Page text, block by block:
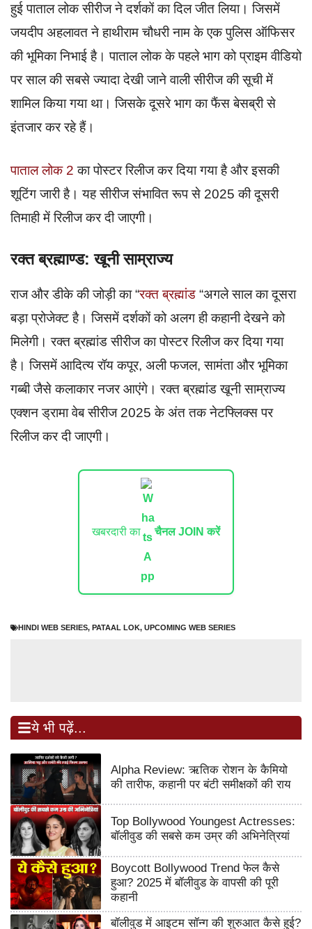
हुई पाताल लोक सीरीज ने दर्शकों का दिल जीत लिया। जिसमें
जयदीप अहलावत ने हाथीराम चौधरी नाम के एक पुलिस ऑफिसर
की भूमिका निभाई है। पाताल लोक के पहले भाग को प्राइम वीडियो
पर साल की सबसे ज्यादा देखी जाने वाली सीरीज की सूची में
शामिल किया गया था। जिसके दूसरे भाग का फैंस बेसब्री से
इंतजार कर रहे हैं।
पाताल लोक 2 का पोस्टर रिलीज कर दिया गया है और इसकी
शूटिंग जारी है। यह सीरीज संभावित रूप से 2025 की दूसरी
तिमाही में रिलीज कर दी जाएगी।
रक्त ब्रह्माण्ड: खूनी साम्राज्य
राज और डीके की जोड़ी का “रक्त ब्रह्मांड “अगले साल का दूसरा
बड़ा प्रोजेक्ट है। जिसमें दर्शकों को अलग ही कहानी देखने को
मिलेगी। रक्त ब्रह्मांड सीरीज का पोस्टर रिलीज कर दिया गया
है। जिसमें आदित्य रॉय कपूर, अली फजल, सामंता और भूमिका
गब्बी जैसे कलाकार नजर आएंगे। रक्त ब्रह्मांड खूनी साम्राज्य
एक्शन ड्रामा वेब सीरीज 2025 के अंत तक नेटफ्लिक्स पर
रिलीज कर दी जाएगी।
खबरदारी का चैनल JOIN करें
HINDI WEB SERIES, PATAAL LOK, UPCOMING WEB SERIES
ये भी पढ़ें...
Alpha Review: ऋतिक रोशन के कैमियो
की तारीफ, कहानी पर बंटी समीक्षकों की राय
Top Bollywood Youngest Actresses:
बॉलीवुड की सबसे कम उम्र की अभिनेत्रियां
Boycott Bollywood Trend फेल कैसे
हुआ? 2025 में बॉलीवुड के वापसी की पूरी
कहानी
बॉलीवुड में आइटम सॉन्ग की शुरुआत कैसे हुई?